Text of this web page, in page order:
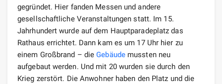
gegründet. Hier fanden Messen und andere
gesellschaftliche Veranstaltungen statt. Im 15.
Jahrhundert wurde auf dem Hauptparadeplatz das
Rathaus errichtet. Dann kam es um 17 Uhr hier zu
einem Großbrand – dieGebäudemussten neu
aufgebaut werden. Und mit 20 wurden sie durch den
Krieg zerstört. Die Anwohner haben den Platz und die